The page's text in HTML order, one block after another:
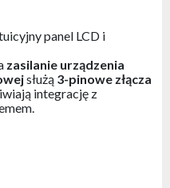
panel LCD i
zasilanie urządzenia
służą 3-pinowe złącza
integrację z